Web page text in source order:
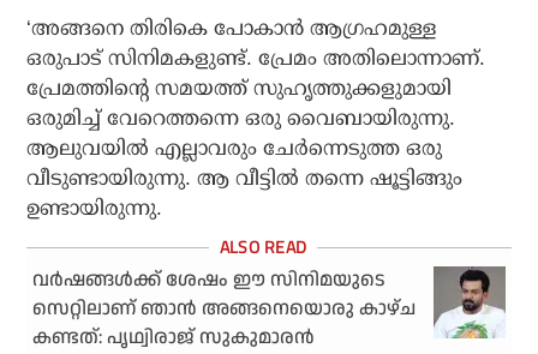
‘അങ്ങനെ തിരികെ പോകാന്‍ ആഗ്രഹമുള്ള
ഒരുപാട് സിനിമകളുണ്ട്. പ്രേമം അതിലൊന്നാണ്.
പ്രേമത്തിന്റെ സമയത്ത് സുഹൃത്തുക്കളുമായി
ഒരുമിച്ച് വേറെത്തന്നെ ഒരു വൈബായിരുന്നു.
ആലുവയില്‍ എല്ലാവരും ചേര്‍ന്നെടുത്ത ഒരു
വീടുണ്ടായിരുന്നു. ആ വീട്ടില്‍ തന്നെ ഷൂട്ടിങ്ങും
ഉണ്ടായിരുന്നു.
വര്‍ഷങ്ങള്‍ക്ക് ശേഷം ഈ സിനിമയുടെ
സെറ്റിലാണ് ഞാന്‍ അങ്ങനെയൊരു കാഴ്ച
കണ്ടത്: പൃഥ്വിരാജ് സുകുമാരന്‍